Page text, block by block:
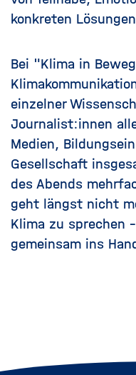
konkreten
Bei "Klima in
einzelner
Journalist:innen
Medien,
Gesellschaft
des Abends
geht längst nicht
Klima zu sprechen
gemeinsam ins